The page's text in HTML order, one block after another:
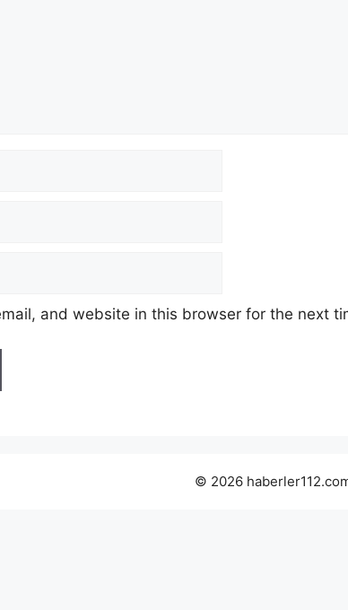
and website in this browser for the next
© 2026